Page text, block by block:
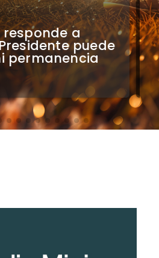
artistas
a Vozinha en